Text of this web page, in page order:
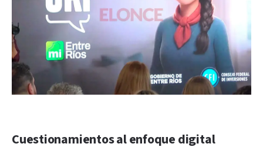
Cuestionamientos al enfoque digital